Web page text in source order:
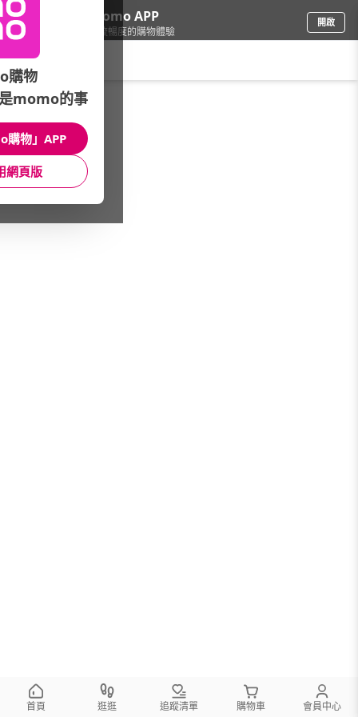
下載momo APP
給你3倍流暢度的購物體驗
開啟
票券/美食餐券/精選大牌
館長推薦 月銷量
首頁 逛逛 追蹤清單 購物車 會員中心
購物
momo的事
購物」APP
網頁版